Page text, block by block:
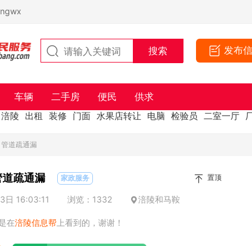
发布
车辆 二手房 便民 供求
涪陵 出租 装修 门面 水果店转让 电脑 检验员 二室一厅
道疏通漏
换智能锁 查漏水 管道疏通漏 家政服务 置顶
日 16:03:11 浏览：1332 涪陵和马鞍
在涪陵信息帮 上看到的，谢谢！